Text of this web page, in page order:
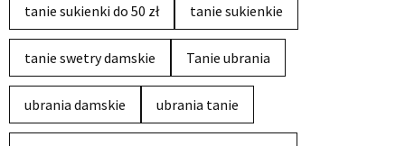
tanie sukienki do 50 zł tanie sukienkie
tanie swetry damskie Tanie ubrania
ubrania damskie ubrania tanie